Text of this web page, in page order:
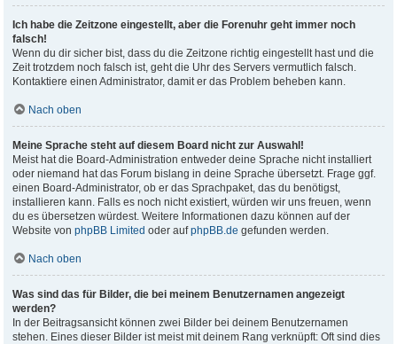
Ich habe die Zeitzone eingestellt, aber die Forenuhr geht immer noch
falsch!
Wenn du dir sicher bist, dass du die Zeitzone richtig eingestellt hast und die
Zeit trotzdem noch falsch ist, geht die Uhr des Servers vermutlich falsch.
Kontaktiere einen Administrator, damit er das Problem beheben kann.
Nach oben
Meine Sprache steht auf diesem Board nicht zur Auswahl!
Meist hat die Board-Administration entweder deine Sprache nicht installiert
oder niemand hat das Forum bislang in deine Sprache übersetzt. Frage ggf.
einen Board-Administrator, ob er das Sprachpaket, das du benötigst,
installieren kann. Falls es noch nicht existiert, würden wir uns freuen, wenn
du es übersetzen würdest. Weitere Informationen dazu können auf der
Website vonphpBB Limited oder aufphpBB.de gefunden werden.
Nach oben
Was sind das für Bilder, die bei meinem Benutzernamen angezeigt
werden?
In der Beitragsansicht können zwei Bilder bei deinem Benutzernamen
stehen. Eines dieser Bilder ist meist mit deinem Rang verknüpft: Oft sind dies